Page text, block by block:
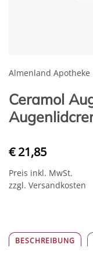
Almenland Apotheke
Ceramol
€ 21,85
Preis inkl. MwSt.
zzgl. Versandkosten
BESCHREIBUNG